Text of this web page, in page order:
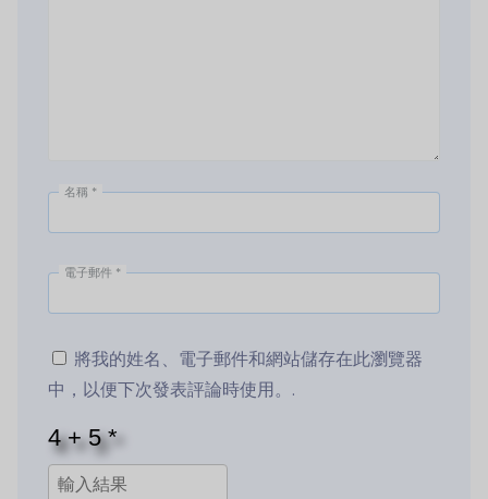
名稱 *
電子郵件 *
將我的姓名、電子郵件和網站儲存在此瀏覽器
中，以便下次發表評論時使用。.